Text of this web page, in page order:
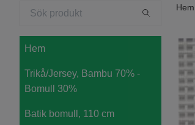
Hem
Trikå/Jersey, Bambu 70% -
Bomull 30%
Batik bomull, 110 cm
Hem